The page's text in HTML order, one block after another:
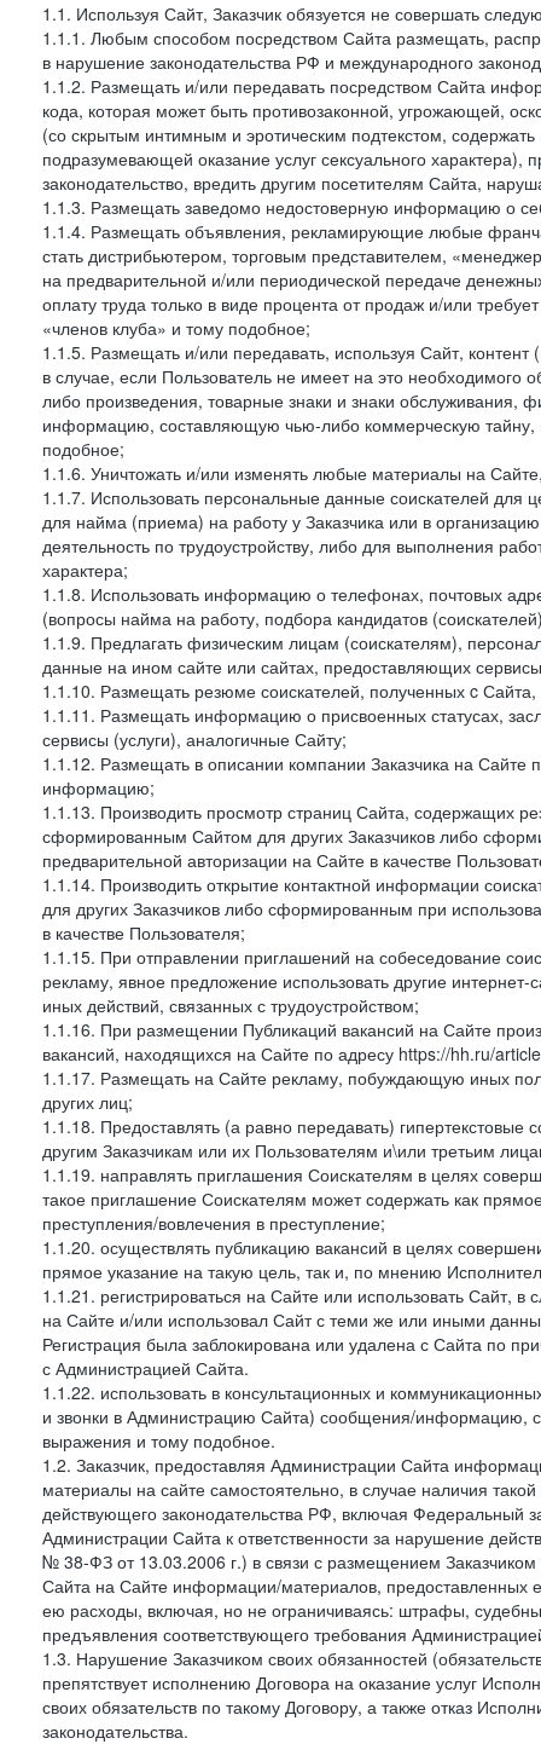
1.1. Используя Сайт, Заказчик обязуется не совершать
1.1.1. Любым способом посредством Сайта размещать,
в нарушение законодательства РФ и международного
1.1.2. Размещать и/или передавать посредством Сайта
кода, которая может быть противозаконной, угрожающей,
(со скрытым интимным и эротическим подтекстом,
подразумевающей оказание услуг сексуального
законодательство, вредить другим посетителям Сайта,
1.1.3. Размещать заведомо недостоверную информацию о
1.1.4. Размещать объявления, рекламирующие любые
стать дистрибьютером, торговым представителем,
на предварительной и/или периодической передаче
оплату труда только в виде процента от продаж и/или
«членов клуба» и тому подобное;
1.1.5. Размещать и/или передавать, используя Сайт,
в случае, если Пользователь не имеет на это
либо произведения, товарные знаки и знаки
информацию, составляющую чью-либо коммерческую тайну,
подобное;
1.1.6. Уничтожать и/или изменять любые материалы на
1.1.7. Использовать персональные данные соискателей для
для найма (приема) на работу у Заказчика или в
деятельность по трудоустройству, либо для выполнения
характера;
1.1.8. Использовать информацию о телефонах, почтовых
(вопросы найма на работу, подбора кандидатов
1.1.9. Предлагать физическим лицам (соискателям),
данные на ином сайте или сайтах, предоставляющих
1.1.10. Размещать резюме соискателей, полученных c
1.1.11. Размещать информацию о присвоенных статусах,
сервисы (услуги), аналогичные Сайту;
1.1.12. Размещать в описании компании Заказчика на Сайте
информацию;
1.1.13. Производить просмотр страниц Сайта, содержащих
сформированным Сайтом для других Заказчиков либо
предварительной авторизации на Сайте в качестве
1.1.14. Производить открытие контактной информации
для других Заказчиков либо сформированным при
в качестве Пользователя;
1.1.15. При отправлении приглашений на собеседование
рекламу, явное предложение использовать другие
иных действий, связанных с трудоустройством;
1.1.16. При размещении Публикаций вакансий на Сайте
вакансий, находящихся на Сайте по адресу https://hh.ru/
1.1.17. Размещать на Сайте рекламу, побуждающую иных
других лиц;
1.1.18. Предоставлять (а равно передавать)
другим Заказчикам или их Пользователям и\или третьим
1.1.19. направлять приглашения Соискателям в целях
такое приглашение Соискателям может содержать как
преступления/вовлечения в преступление;
1.1.20. осуществлять публикацию вакансий в целях
прямое указание на такую цель, так и, по мнению
1.1.21. регистрироваться на Сайте или использовать Сайт,
на Сайте и/или использовал Сайт с теми же или иными
Регистрация была заблокирована или удалена с Сайта по
с Администрацией Сайта.
1.1.22. использовать в консультационных и
и звонки в Администрацию Сайта) сообщения/информацию,
выражения и тому подобное.
1.2. Заказчик, предоставляя Администрации Сайта
материалы на сайте самостоятельно, в случае наличия
действующего законодательства РФ, включая
Администрации Сайта к ответственности за нарушение
№ 38-ФЗ от 13.03.2006 г.) в связи с размещением
Сайта на Сайте информации/материалов, предоставленных
ею расходы, включая, но не ограничиваясь: штрафы,
предъявления соответствующего требования
1.3. Нарушение Заказчиком своих обязанностей
препятствует исполнению Договора на оказание услуг
своих обязательств по такому Договору, а также отказ
законодательства.